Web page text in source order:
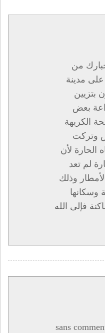
من
مدينة
بتزيين
بعض
الكريهة
وتركت
الحارة لأن
لم تعد
وذلك
وسكانها
فإلى الله
sans